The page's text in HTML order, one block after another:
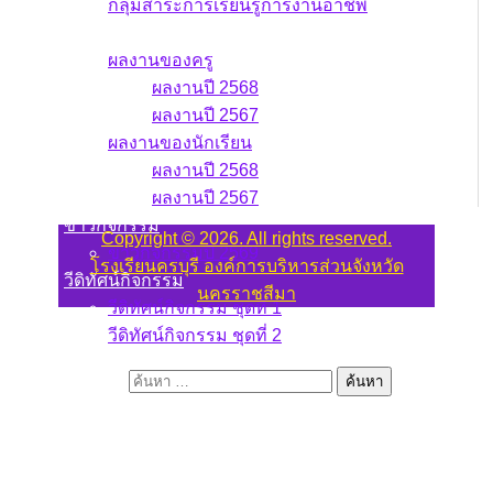
กลุ่มสาระการเรียนรู้การงานอาชีพ
ผลงานของครู
ผลงานปี 2568
ผลงานปี 2567
ผลงานของนักเรียน
ผลงานปี 2568
ผลงานปี 2567
ข่าวกิจกรรม
ข่าวกิจกรรมปี 2569
วีดิทัศน์กิจกรรม
วีดิทัศน์กิจกรรม ชุดที่ 1
วีดิทัศน์กิจกรรม ชุดที่ 2
Copyright © 2026. All rights reserved.
โรงเรียนครบุรี องค์การบริหารส่วนจังหวัด
นครราชสีมา